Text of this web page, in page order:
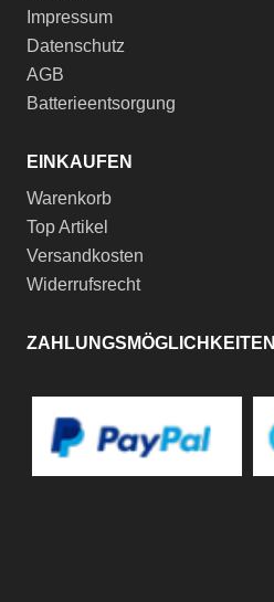
Impressum
Datenschutz
AGB
Batterieentsorgung
EINKAUFEN
Warenkorb
Top Artikel
Versandkosten
Widerrufsrecht
ZAHLUNGSMÖGLICHKEITEN